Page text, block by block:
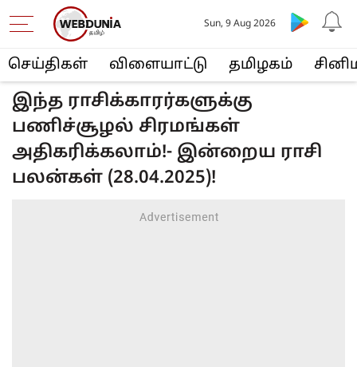
செய்திகள் விளையா‌ட்டு த‌மிழக‌ம்
Sun, 9 Aug 2026
இந்த ராசிக்காரர்களுக்கு
பணிச்சூழல் சிரமங்கள்
அதிகரிக்கலாம்!- இன்றைய ராசி
பலன்கள் (28.04.2025)!